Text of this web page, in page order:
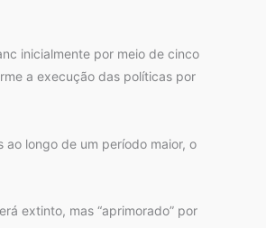
inicialmente por meio de cinco
a execução das políticas por
longo de um período maior, o
extinto, mas “aprimorado” por